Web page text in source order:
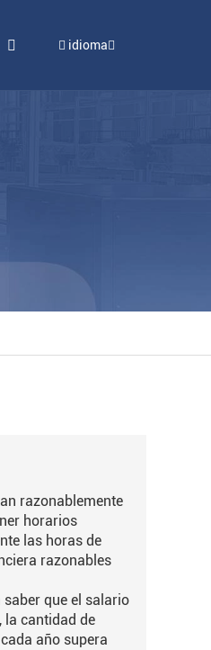
idioma
razonablemente
horarios
las horas de
razonables
que el salario
la cantidad de
año supera